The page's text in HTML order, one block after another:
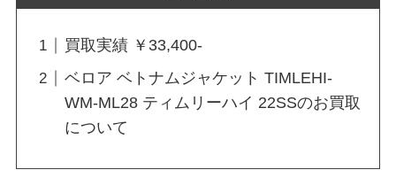
買取実績 ￥33,400-
ベロア ベトナムジャケット TIMLEHI-
WM-ML28 ティムリーハイ 22SSのお買取
について